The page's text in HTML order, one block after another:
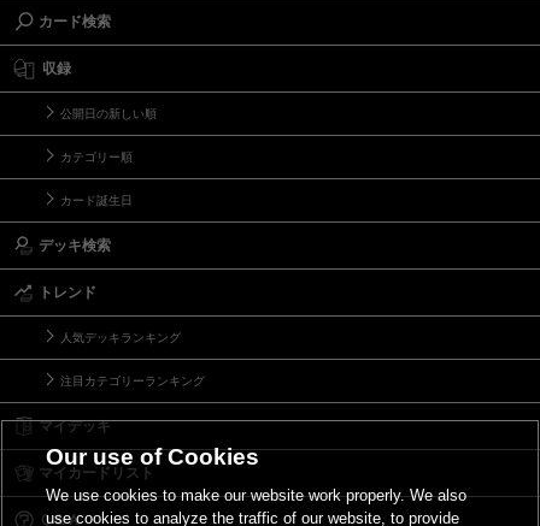
カード検索
収録
公開日の新しい順
カテゴリー順
カード誕生日
デッキ検索
トレンド
人気デッキランキング
注目カテゴリーランキング
マイデッキ
マイカードリスト
Ｑ＆Ａ
Our use of Cookies
We use cookies to make our website work properly. We also
use cookies to analyze the traffic of our website, to provide